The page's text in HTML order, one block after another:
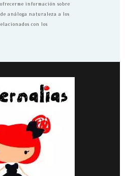
información sobre
análoga naturaleza a los
con los